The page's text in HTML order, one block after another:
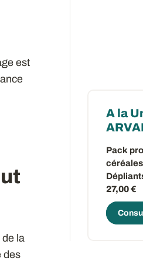
est
la
des
A la
Pack
27,00 €